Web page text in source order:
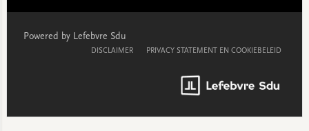
Powered by Lefebvre Sdu
DISCLAIMER PRIVACY STATEMENT EN COOKIEBELEID